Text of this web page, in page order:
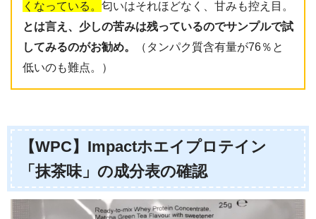
くなっている。 匂いはそれほどなく、甘みも控え目。
とは言え、少しの苦みは残っているのでサンプルで試
してみるのがお勧め。
（タンパク質含有量が76％と
低いのも難点。）
【WPC】Impactホエイプロテイン
「抹茶味」の成分表の確認